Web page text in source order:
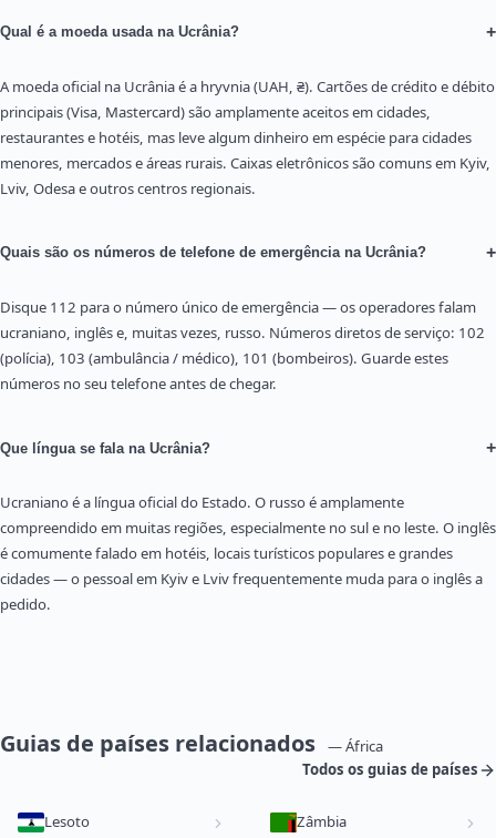
Qual é a moeda usada na Ucrânia? +
A moeda oficial na Ucrânia é a hryvnia (UAH, ₴). Cartões de crédito e débito
principais (Visa, Mastercard) são amplamente aceitos em cidades,
restaurantes e hotéis, mas leve algum dinheiro em espécie para cidades
menores, mercados e áreas rurais. Caixas eletrônicos são comuns em Kyiv,
Lviv, Odesa e outros centros regionais.
Quais são os números de telefone de emergência na Ucrânia? +
Disque 112 para o número único de emergência — os operadores falam
ucraniano, inglês e, muitas vezes, russo. Números diretos de serviço: 102
(polícia), 103 (ambulância / médico), 101 (bombeiros). Guarde estes
números no seu telefone antes de chegar.
Que língua se fala na Ucrânia? +
Ucraniano é a língua oficial do Estado. O russo é amplamente
compreendido em muitas regiões, especialmente no sul e no leste. O inglês
é comumente falado em hotéis, locais turísticos populares e grandes
cidades — o pessoal em Kyiv e Lviv frequentemente muda para o inglês a
pedido.
Guias de países relacionados
— África
Todos os guias de países
Lesoto Zâmbia